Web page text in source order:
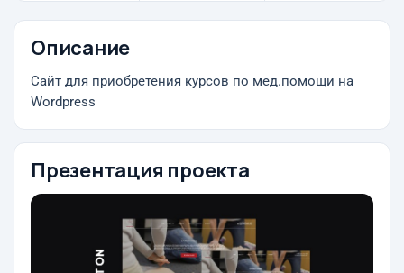
Описание
Сайт для приобретения курсов по мед.помощи на
Wordpress
Презентация проекта